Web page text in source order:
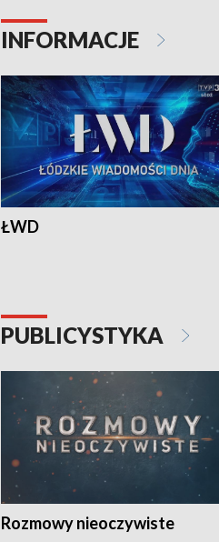
INFORMACJE
ŁWD
PUBLICYSTYKA
Rozmowy nieoczywiste